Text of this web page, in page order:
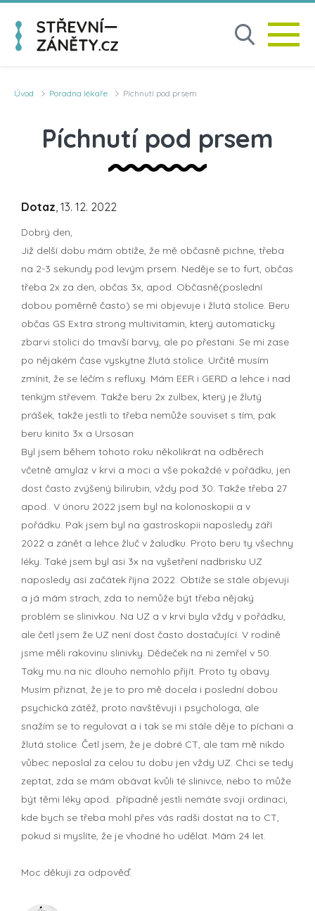
Úvod Poradna lékaře Píchnutí pod prsem
Píchnutí pod prsem
Dotaz, 13. 12. 2022
Dobrý den,
Již delší dobu mám obtíže, že mě občasně pichne, třeba
na 2-3 sekundy pod levým prsem. Neděje se to furt, občas
třeba 2x za den, občas 3x, apod. Občasně(poslední
dobou poměrně často) se mi objevuje i žlutá stolice. Beru
občas GS Extra strong multivitamin, který automaticky
zbarvi stolici do tmavší barvy, ale po přestani. Se mi zase
po nějakém čase vyskytne žlutá stolice. Určitě musím
zmínit, že se léčím s refluxy. Mám EER i GERD a lehce i nad
tenkým střevem. Takže beru 2x zulbex, který je žlutý
prášek, takže jestli to třeba nemůže souviset s tím, pak
beru kinito 3x a Ursosan
Byl jsem během tohoto roku několikrát na odběrech
včetně amylaz v krvi a moci a vše pokaždé v pořádku, jen
dost často zvýšený bilirubin, vždy pod 30. Takže třeba 27
apod.. V únoru 2022 jsem byl na kolonoskopii a v
pořádku. Pak jsem byl na gastroskopii naposledy září
2022 a zánět a lehce žluč v žaludku. Proto beru ty všechny
léky. Také jsem byl asi 3x na vyšetření nadbrisku UZ
naposledy asi začátek října 2022. Obtíže se stále objevuji
a já mám strach, zda to nemůže být třeba nějaký
problém se slinivkou. Na UZ a v krvi byla vždy v pořádku,
ale četl jsem že UZ není dost často dostačující. V rodině
jsme měli rakovinu slinivky. Dědeček na ni zemřel v 50.
Taky mu na nic dlouho nemohlo přijít. Proto ty obavy.
Musím přiznat, že je to pro mě docela i poslední dobou
psychická zátěž, proto navštěvuji i psychologa, ale
snažím se to regulovat a i tak se mi stále děje to píchani a
žlutá stolice. Četl jsem, že je dobré CT, ale tam mě nikdo
vůbec neposlal za celou tu dobu jen vždy UZ. Chci se tedy
zeptat, zda se mám obávat kvůli té slinivce, nebo to může
být těmi léky apod.. případně jestli nemáte svoji ordinaci,
kde bych se třeba mohl přes vás radši dostat na to CT,
pokud si myslíte, že je vhodné ho udělat. Mám 24 let.
Moc děkuji za odpověď.